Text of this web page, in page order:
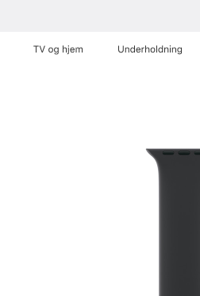
TV og hjem Underholdning